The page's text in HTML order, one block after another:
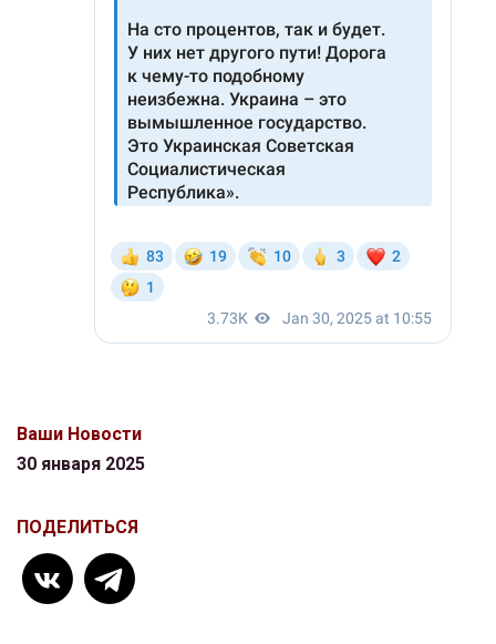
Ваши Новости
30 января 2025
ПОДЕЛИТЬСЯ